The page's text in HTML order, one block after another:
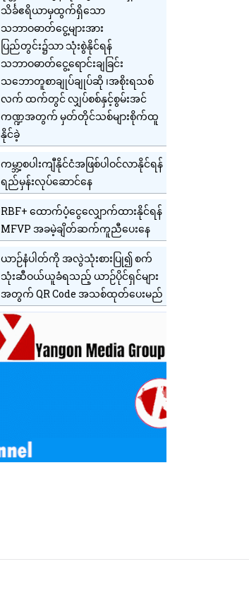
သိင်္ခဧရိယာမှထွက်ရှိသော
သဘာဝဓာတ်ငွေ့များအား
ပြည်တွင်း၌သာ သုံးစွဲနိုင်ရန်
သဘာဝဓာတ်ငွေ့ရောင်းချခြင်း
သဘောတူစာချုပ်ချုပ်ဆို ၊အစိုးရသစ်
လက် ထက်တွင် လျှပ်စစ်နှင့်စွမ်းအင်
ကဏ္ဍအတွက် မှတ်တိုင်သစ်များစိုက်ထူ
နိုင်ခဲ့
ကမ္ဘာ့စပါးကျီနိုင်ငံအဖြစ်ပါဝင်လာနိုင်ရန်
ရည်မှန်းလုပ်ဆောင်နေ
RBF+ ထောက်ပံ့ငွေလျှောက်ထားနိုင်ရန်
MFVP အခမဲ့ချိတ်ဆက်ကူညီပေးနေ
ယာဉ်နံပါတ်ကို အလွဲသုံးစားပြု၍ စက်
သုံးဆီဝယ်ယူခံရသည့် ယာဉ်ပိုင်ရှင်များ
အတွက် QR Code အသစ်ထုတ်ပေးမည်